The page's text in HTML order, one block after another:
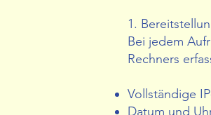
1.
Bei jedem
Rechners
Vollständige
Datum und